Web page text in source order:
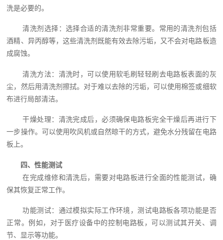
洗是必要的。
清洗剂选择：选择合适的清洗剂非常重要。常用的清洗剂包括
酒精、异丙醇等，这些清洗剂既能有效去除污垢，又不会对电路板造
成腐蚀。
清洗方法：清洗时，可以使用软毛刷轻轻刷去电路板表面的灰
尘，然后用清洗剂擦拭。对于难以去除的污垢，可以使用棉签或细软
布进行局部清洁。
干燥处理：清洗完成后，必须确保电路板完全干燥后再进行下
一步操作。可以使用吹风机或自然晾干的方式，避免水分残留在电路
板上。
四、性能测试
在完成维修和清洗后，需要对电路板进行全面的性能测试，确
保其恢复正常工作。
功能测试：通过模拟实际工作环境，测试电路板各项功能是否
正常。例如，对于医疗设备中的控制电路板，可以测试其开关、调
节、显示等功能。